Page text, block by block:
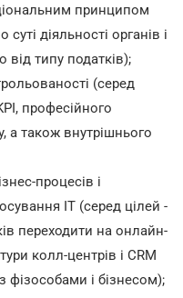
принципом
діяльності органів і
від типу податків);
(серед
професійного
а також внутрішнього
процесів і
IT (серед цілей -
переходити на онлайн-
колл-центрів і CRM
фізособами і бізнесом);